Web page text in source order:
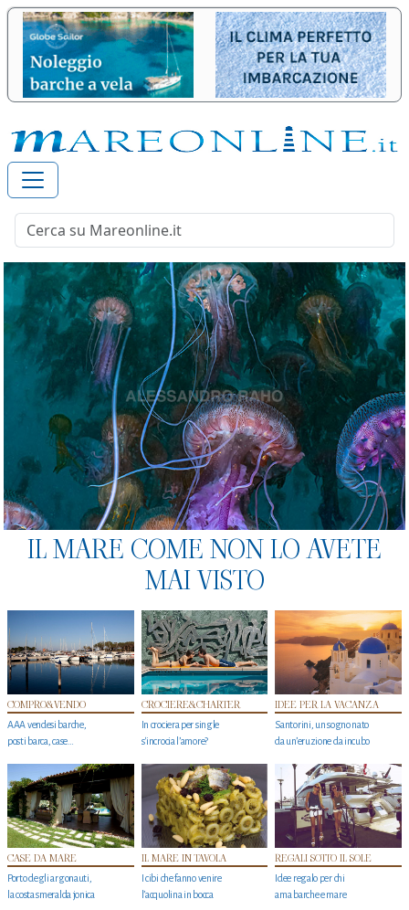
IL MARE COME NON LO AVETE
MAI VISTO
COMPRO&VENDO
AAA vendesi barche,
posti barca, case…
CROCIERE&CHARTER
In crociera per single
s'incrocia l’amore?
IDEE PER LA VACANZA
Santorini, un sogno nato
da un’eruzione da incubo
CASE DA MARE
Porto degli argonauti,
la costa smeralda jonica
IL MARE IN TAVOLA
I cibi che fanno venire
l’acquolina in bocca
REGALI SOTTO IL SOLE
Idee regalo per chi
ama barche e mare